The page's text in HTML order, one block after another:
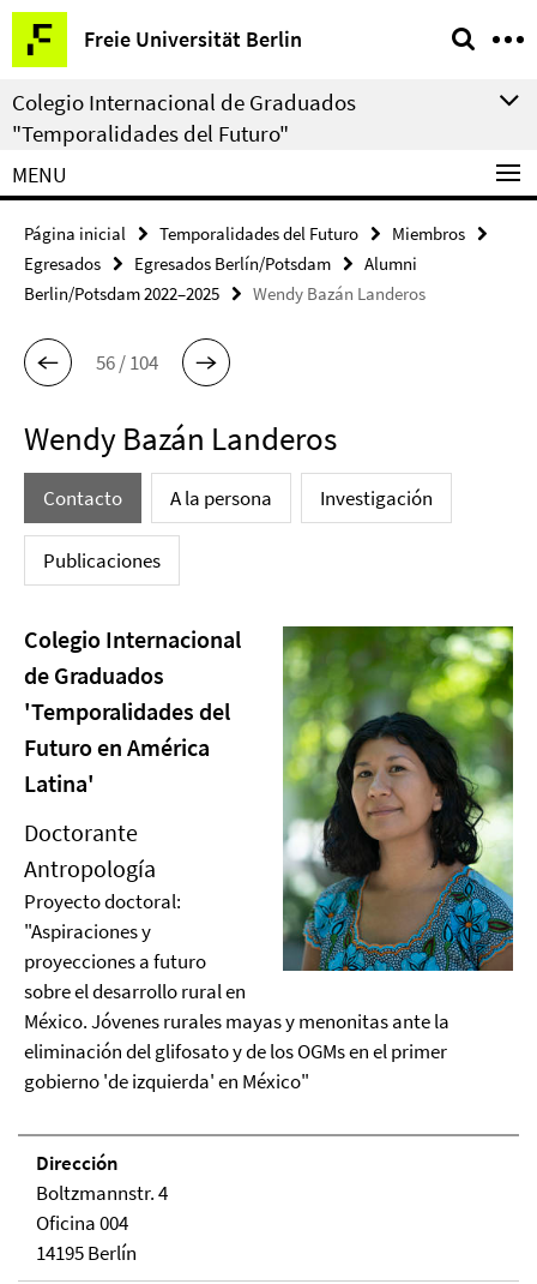
Springe
direkt
zu
Inhalt
Freie Universität Berlin
Herramientas
de
navegación
Colegio Internacional de Graduados
"Temporalidades del Futuro"
MENU
Página inicial Temporalidades del Futuro
Miembros
Egresados
Egresados Berlín/Potsdam
Alumni
Berlin/Potsdam 2022–2025
Wendy Bazán Landeros
56 / 104
Wendy Bazán Landeros
Contacto A la persona Investigación
Publicaciones
Colegio Internacional
de Graduados
'Temporalidades del
Futuro en América
Latina'
Doctorante
Antropología
Proyecto doctoral:
"Aspiraciones y
proyecciones a futuro
sobre el desarrollo rural en
México. Jóvenes rurales mayas y menonitas ante la
eliminación del glifosato y de los OGMs en el primer
gobierno 'de izquierda' en México"
Dirección
Boltzmannstr. 4
Oficina 004
14195 Berlín